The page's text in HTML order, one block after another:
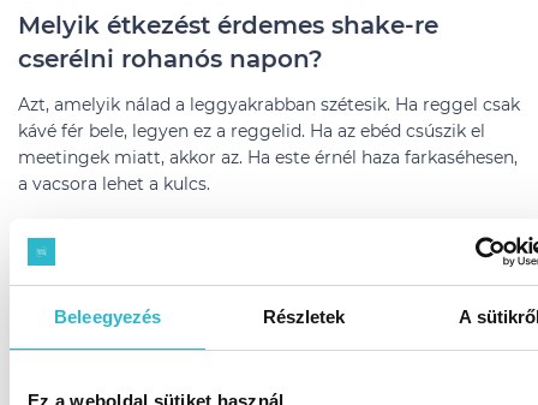
Beleegyezés Részletek A
Ez a weboldal sütiket használ.
Melyik étkezést érdemes shake-re
cserélni rohanós napon?
Azt, amelyik nálad a leggyakrabban szétesik. Ha reggel csak
kávé fér bele, legyen ez a reggelid. Ha az ebéd csúszik el
meetingek miatt, akkor az. Ha este érnél haza farkaséhesen,
a vacsora lehet a kulcs.
Pihenőnapon is lehet helye az étrendedben: ha éppen nincs
kedved a konyhában szöszmötölni, ugyanúgy lehet a
reggelid, az ebéded vagy a vacsorád.